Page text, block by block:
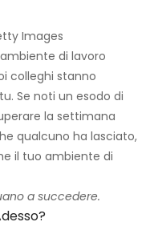
Images
di lavoro
colleghi stanno
Se noti un esodo di
la settimana
qualcuno ha lasciato,
il tuo ambiente di
a succedere.